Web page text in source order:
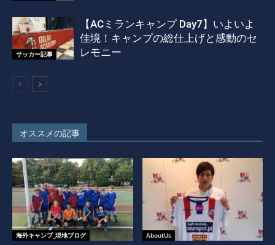
サッカー記事
【ACミランキャンプ Day7】いよいよ
佳境！キャンプの総仕上げと感動のセ
レモニー
オススメの記事
海外キャンプ_現地ブログ AboutUs